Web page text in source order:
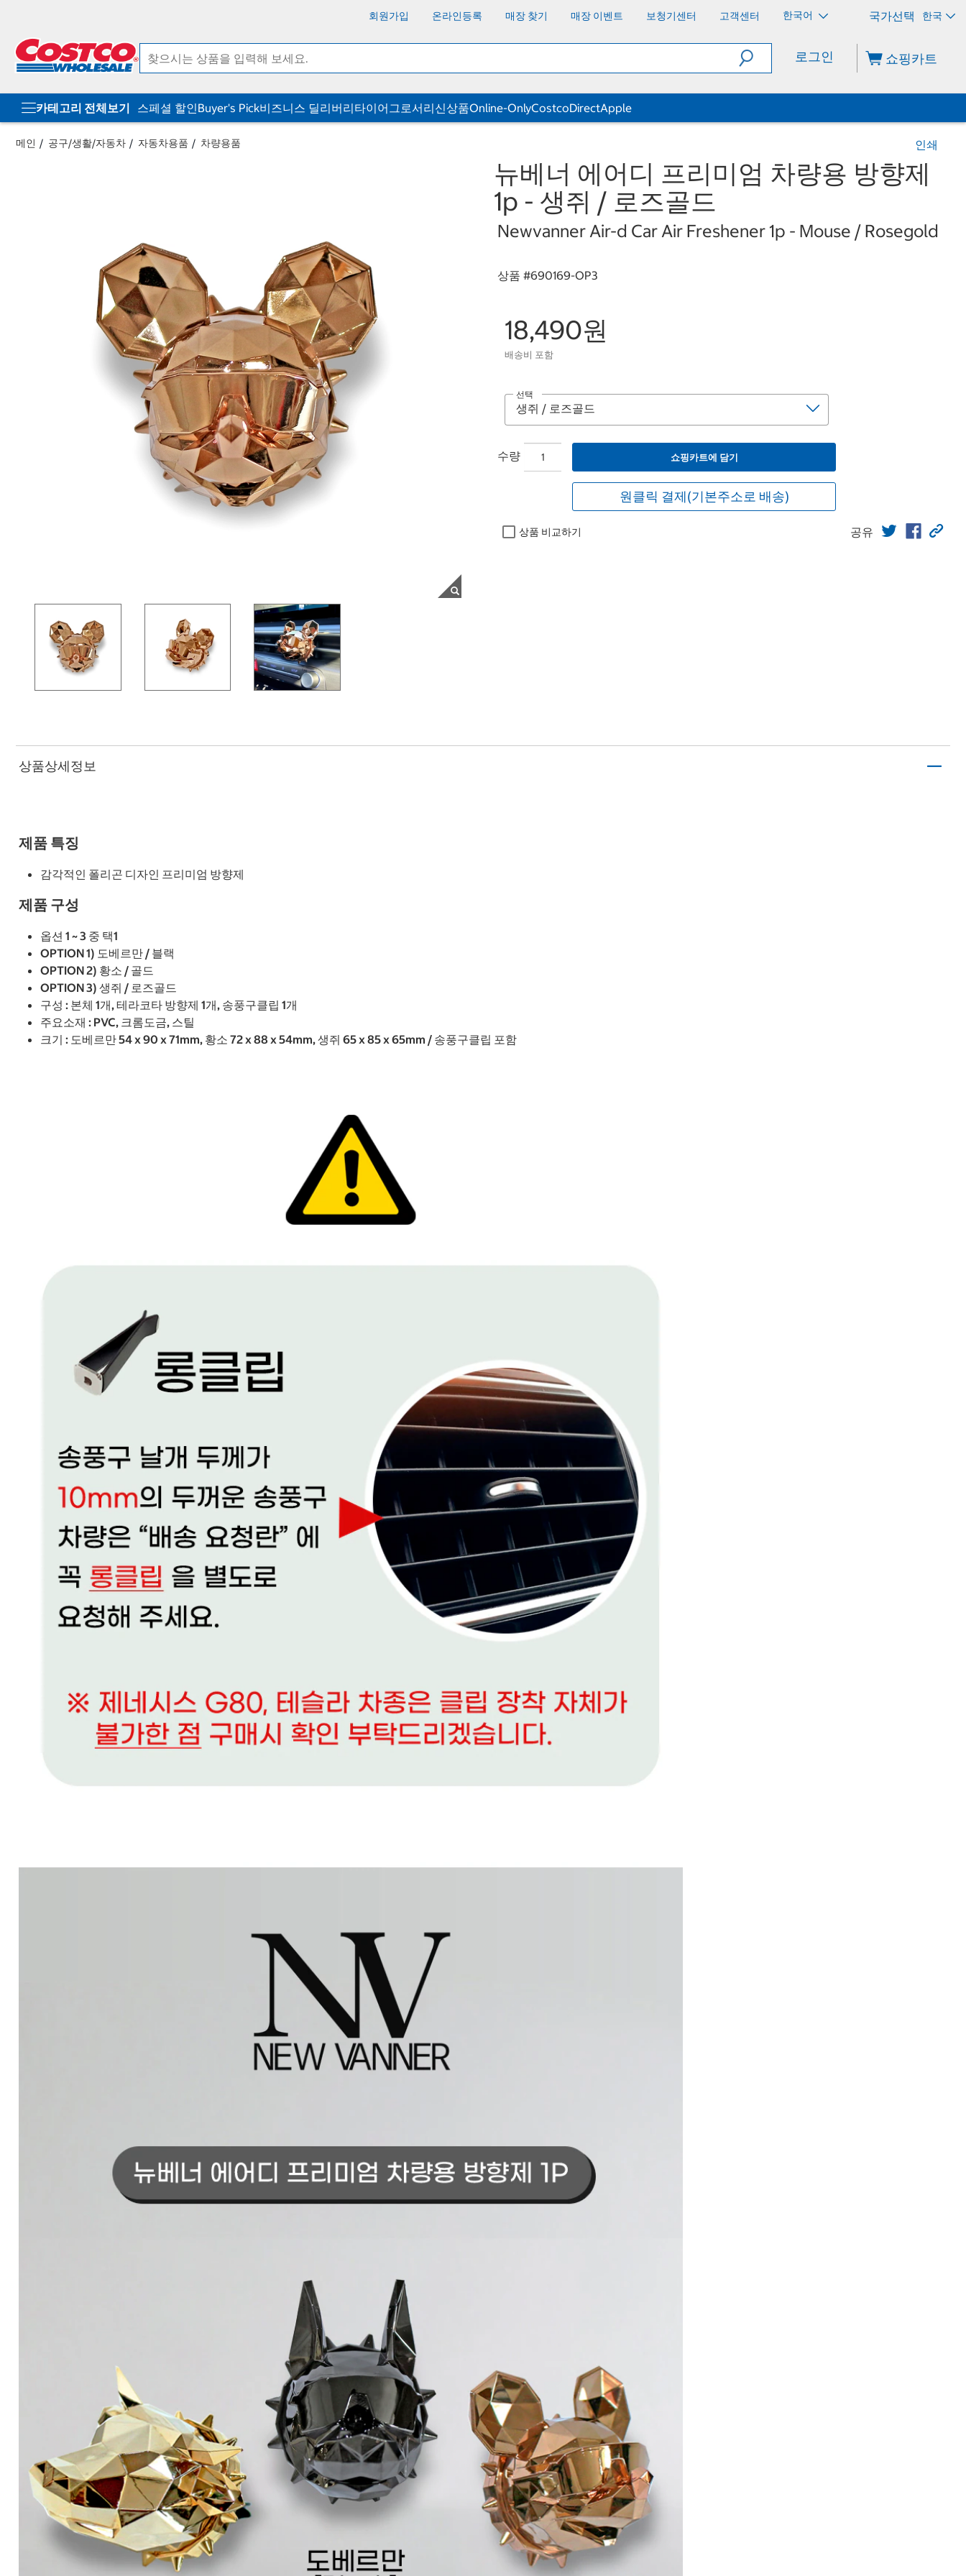
회원가입 온라인등록 매장 찾기 매장 이벤트 보청기센터 고객센터 한국어 한국
로그인 쇼핑카트
카테고리 전체보기 스페셜 할인Buyer's Pick비즈니스 딜리버리타이어그로서리신상품Online-OnlyCostcoDirectApple
메인 공구/생활/자동차 자동차용품 차량용품 인쇄
뉴베너 에어디 프리미엄 차량용 방향제
1p - 생쥐 / 로즈골드
Newvanner Air-d Car Air Freshener 1p - Mouse / Rosegold
상품 #690169-OP3
18,490원
배송비 포함
선택
수량 쇼핑카트에 담기
원클릭 결제(기본주소로 배송)
상품 비교하기 공유
상품상세정보
제품 특징
감각적인 폴리곤 디자인 프리미엄 방향제
제품 구성
옵션 1 ~ 3 중 택1
OPTION 1) 도베르만 / 블랙
OPTION 2) 황소 / 골드
OPTION 3) 생쥐 / 로즈골드
구성 : 본체 1개, 테라코타 방향제 1개, 송풍구클립 1개
주요소재 : PVC, 크롬도금, 스틸
크기 : 도베르만 54 x 90 x 71mm, 황소 72 x 88 x 54mm, 생쥐 65 x 85 x 65mm / 송풍구클립 포함